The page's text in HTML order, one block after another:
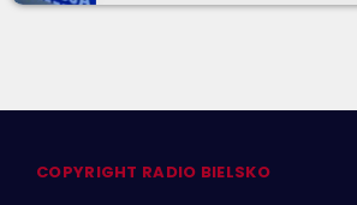
COPYRIGHT RADIO BIELSKO